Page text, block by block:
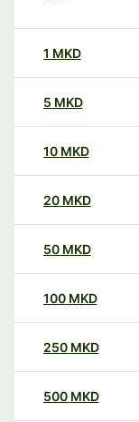
1 MKD
5 MKD
10 MKD
20 MKD
50 MKD
100 MKD
250 MKD
500 MKD